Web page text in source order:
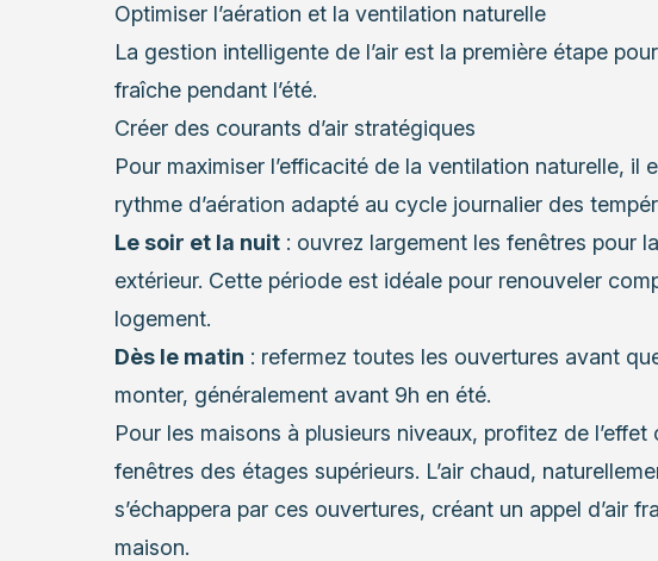
Optimiser l’aération et la ventilation naturelle
La gestion intelligente de l’air est la première étape
fraîche pendant l’été.
Créer des courants d’air stratégiques
Pour maximiser l’efficacité de la ventilation naturelle, il
rythme d’aération adapté au cycle journalier des
Le soir et la nuit: ouvrez largement les fenêtres pour
extérieur. Cette période est idéale pour renouveler
logement.
Dès le matin : refermez toutes les ouvertures avant
monter, généralement avant 9h en été.
Pour les maisons à plusieurs niveaux, profitez de
fenêtres des étages supérieurs. L’air chaud,
s’échappera par ces ouvertures, créant un appel d’air
maison.